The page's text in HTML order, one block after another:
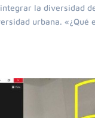
la diversidad
urbana. «¿Qué